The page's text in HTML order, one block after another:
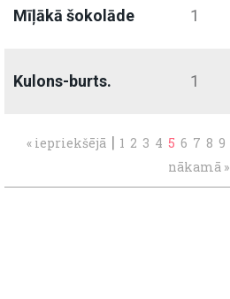
Mīļākā šokolāde 1
Kulons-burts. 1
« iepriekšējā | 1 2 3 4 5 6 7 8 9
nākamā »